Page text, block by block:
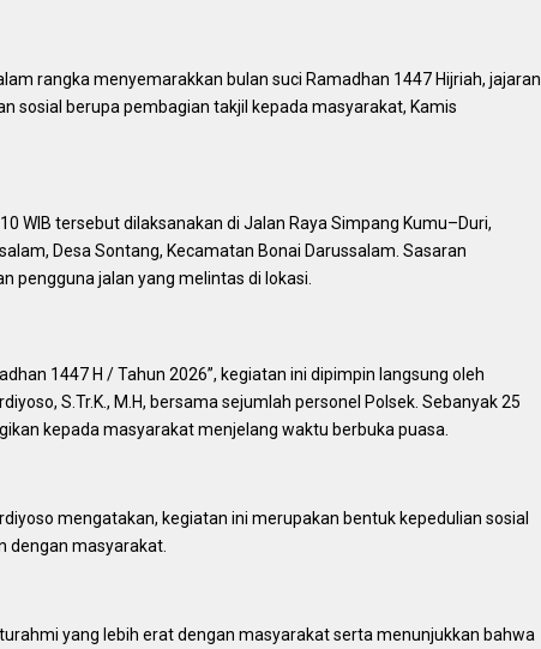
rangka menyemarakkan bulan suci Ramadhan 1447 Hijriah, jajaran
sosial berupa pembagian takjil kepada masyarakat, Kamis
WIB tersebut dilaksanakan di Jalan Raya Simpang Kumu–Duri,
Desa Sontang, Kecamatan Bonai Darussalam. Sasaran
pengguna jalan yang melintas di lokasi.
1447 H / Tahun 2026”, kegiatan ini dipimpin langsung oleh
S.Tr.K., M.H, bersama sejumlah personel Polsek. Sebanyak 25
kepada masyarakat menjelang waktu berbuka puasa.
mengatakan, kegiatan ini merupakan bentuk kepedulian sosial
dengan masyarakat.
yang lebih erat dengan masyarakat serta menunjukkan bahwa